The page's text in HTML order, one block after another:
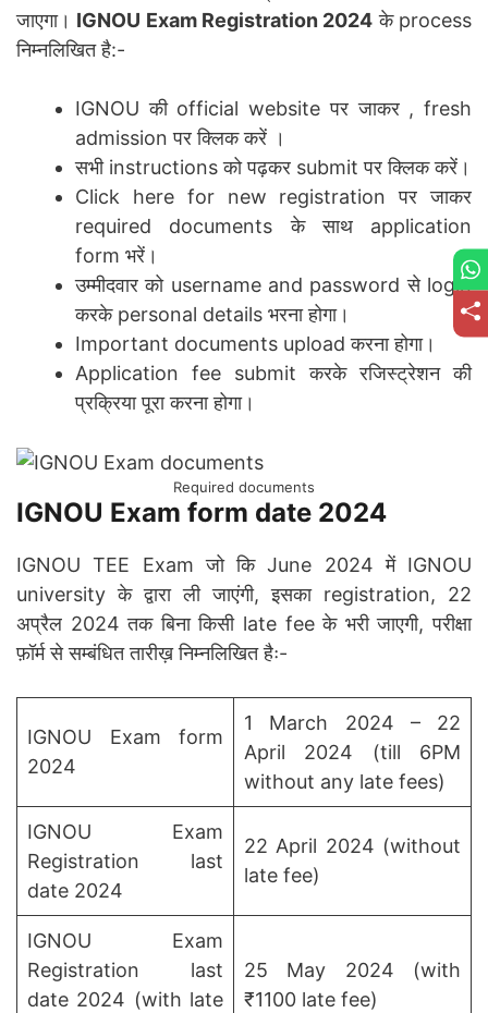
जाएगा। IGNOU Exam Registration 2024 के process
निम्नलिखित है:-
IGNOU की official website पर जाकर , fresh
admission पर क्लिक करें ।
सभी instructions को पढ़कर submit पर क्लिक करें।
Click here for new registration पर जाकर
required documents के साथ application
form भरें।
उम्मीदवार को username and password से login
करके personal details भरना होगा।
Important documents upload करना होगा।
Application fee submit करके रजिस्ट्रेशन की
प्रक्रिया पूरा करना होगा।
Required documents
IGNOU Exam form date 2024
IGNOU TEE Exam जो कि June 2024 में IGNOU
university के द्वारा ली जाएंगी, इसका registration, 22
अप्रैल 2024 तक बिना किसी late fee के भरी जाएगी, परीक्षा
फ़ॉर्म से सम्बंधित तारीख़ निम्नलिखित हैः-
IGNOU Exam form
2024
1 March 2024 – 22
April 2024 (till 6PM
without any late fees)
IGNOU Exam
Registration last
date 2024
22 April 2024 (without
late fee)
IGNOU Exam
Registration last
date 2024 (with late
25 May 2024 (with
₹1100 late fee)